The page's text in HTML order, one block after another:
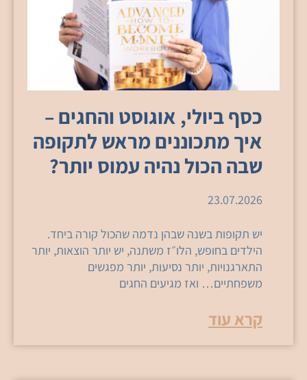
כסף ביולי, אוגוסט והחגים –
איך מתכוננים מראש לתקופה
שבה הכול נהיה עמוס יותר?
23.07.2026
יש תקופות בשנה שבהן נדמה שהכול קורה ביחד.
הילדים בחופש, הלו״ז משתנה, יש יותר הוצאות, יותר
התארגנויות, יותר נסיעות, יותר מפגשים
משפחתיים… ואז מגיעים החגים
קרא עוד